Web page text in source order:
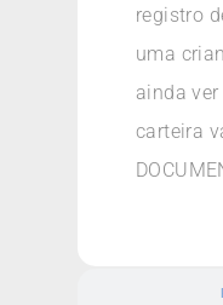
registro
uma
ainda ver
carteira